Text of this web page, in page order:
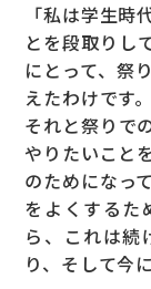
「私は学生時
とを段取りし
にとって、祭
えたわけです。
それと祭りで
やりたいこと
のためになっ
をよくするた
ら、これは続
り、そして今